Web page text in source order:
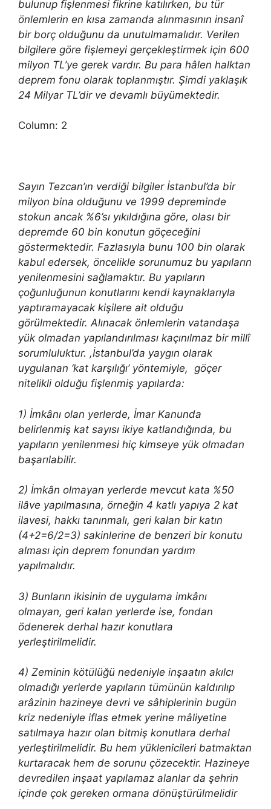
bulunup fişlenmesi fikrine katılırken, bu tür
önlemlerin en kısa zamanda alınmasının insanî
bir borç olduğunu da unutulmamalıdır. Verilen
bilgilere göre fişlemeyi gerçekleştirmek için 600
milyon TL’ye gerek vardır. Bu para hâlen halktan
deprem fonu olarak toplanmıştır. Şimdi yaklaşık
24 Milyar TL’dir ve devamlı büyümektedir.
Column: 2
Sayın Tezcan’ın verdiği bilgiler İstanbul’da bir
milyon bina olduğunu ve 1999 depreminde
stokun ancak %6’sı yıkıldığına göre, olası bir
depremde 60 bin konutun göçeceğini
göstermektedir. Fazlasıyla bunu 100 bin olarak
kabul edersek, öncelikle sorunumuz bu yapıların
yenilenmesini sağlamaktır. Bu yapıların
çoğunluğunun konutlarını kendi kaynaklarıyla
yaptıramayacak kişilere ait olduğu
görülmektedir. Alınacak önlemlerin vatandaşa
yük olmadan yapılandırılması kaçınılmaz bir millî
sorumluluktur. ,İstanbul’da yaygın olarak
uygulanan ‘kat karşılığı’ yöntemiyle, göçer
nitelikli olduğu fişlenmiş yapılarda:
1) İmkânı olan yerlerde, İmar Kanunda
belirlenmiş kat sayısı ikiye katlandığında, bu
yapıların yenilenmesi hiç kimseye yük olmadan
başarılabilir.
2) İmkân olmayan yerlerde mevcut kata %50
ilâve yapılmasına, örneğin 4 katlı yapıya 2 kat
ilavesi, hakkı tanınmalı, geri kalan bir katın
(4+2=6/2=3) sakinlerine de benzeri bir konutu
alması için deprem fonundan yardım
yapılmalıdır.
3) Bunların ikisinin de uygulama imkânı
olmayan, geri kalan yerlerde ise, fondan
ödenerek derhal hazır konutlara
yerleştirilmelidir.
4) Zeminin kötülüğü nedeniyle inşaatın akılcı
olmadığı yerlerde yapıların tümünün kaldırılıp
arâzinin hazineye devri ve sâhiplerinin bugün
kriz nedeniyle iflas etmek yerine mâliyetine
satılmaya hazır olan bitmiş konutlara derhal
yerleştirilmelidir. Bu hem yüklenicileri batmaktan
kurtaracak hem de sorunu çözecektir. Hazineye
devredilen inşaat yapılamaz alanlar da şehrin
içinde çok gereken ormana dönüştürülmelidir